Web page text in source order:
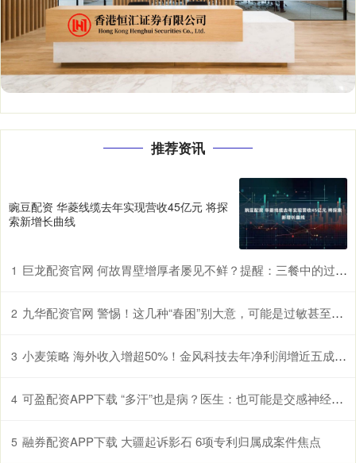
推荐资讯
豌豆配资 华菱线缆去年实现营收45亿元 将探
索新增长曲线
1 巨龙配资官网 何故胃壁增厚者屡见不鲜？提醒：三餐中的过快进食习惯许是诱因
2 九华配资官网 警惕！这几种“春困”别大意，可能是过敏甚至中风前兆
3 小麦策略 海外收入增超50%！金风科技去年净利润增近五成至27亿元
4 可盈配资APP下载 “多汗”也是病？医生：也可能是交感神经过度兴奋所致
5 融券配资APP下载 大疆起诉影石 6项专利归属成案件焦点